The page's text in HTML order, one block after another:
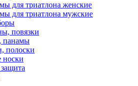
для триатлона женские
для триатлона мужские
повязки
панамы
полоски
носки